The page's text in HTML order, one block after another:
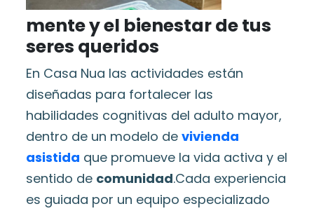
mente y el bienestar de tus
seres queridos
En Casa Nua las actividades están
diseñadas para fortalecer las
habilidades cognitivas del adulto mayor,
dentro de un modelo de vivienda
asistida que promueve la vida activa y el
sentido de comunidad.Cada experiencia
es guiada por un equipo especializado